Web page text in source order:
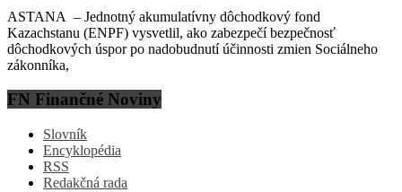
ASTANA – Jednotný akumulatívny dôchodkový fond
Kazachstanu (ENPF) vysvetlil, ako zabezpečí bezpečnosť
dôchodkových úspor po nadobudnutí účinnosti zmien Sociálneho
zákonníka,
FN Finančné Noviny
Slovník
Encyklopédia
RSS
Redakčná rada